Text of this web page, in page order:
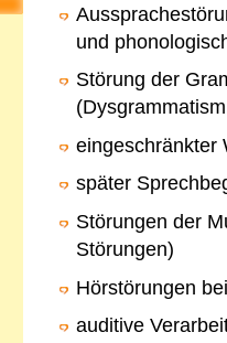
und
Störung der
eingeschränkter
später
Störungen der
Störungen)
Hörstörungen
auditive